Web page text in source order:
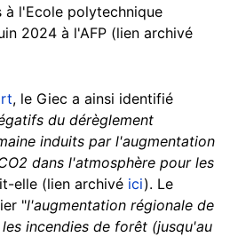
à l'Ecole polytechnique
2024 à l'AFP (lien archivé
, le Giec a ainsi identifié
du dérèglement
induits par l'augmentation
dans l'atmosphère pour les
elle (lien archivé ici). Le
"l'augmentation régionale de
incendies de forêt (jusqu'au